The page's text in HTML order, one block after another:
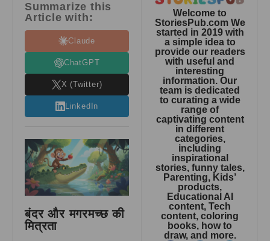
Summarize this
Article with:
Claude
ChatGPT
X (Twitter)
LinkedIn
बंदर और मगरमच्छ की
मित्रता
Welcome to
StoriesPub.com We
started in 2019 with
a simple idea to
provide our readers
with useful and
interesting
information. Our
team is dedicated
to curating a wide
range of
captivating content
in different
categories,
including
inspirational
stories, funny tales,
Parenting, Kids’
products,
Educational AI
content, Tech
content, coloring
books, how to
draw, and more.